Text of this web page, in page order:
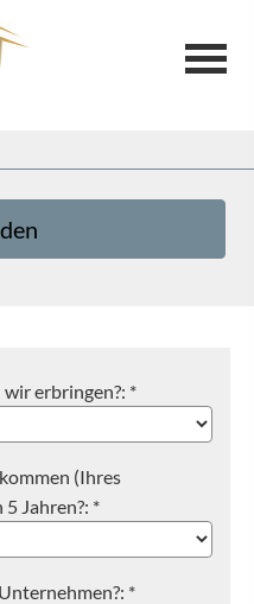
erbringen?: *
(Ihres
Jahren?: *
*